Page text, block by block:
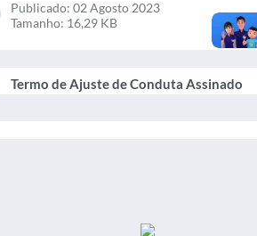
Publicado: 02 Agosto 2023
Tamanho: 16,29 KB
Termo de Ajuste de Conduta Assinado